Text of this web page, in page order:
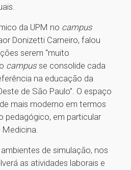
da UPM no campus
Donizetti Carneiro, falou
serem “muito
campus se consolide cada
na educação da
de São Paulo”. O espaço
mais moderno em termos
pedagógico, em particular
de simulação, nos
as atividades laborais e